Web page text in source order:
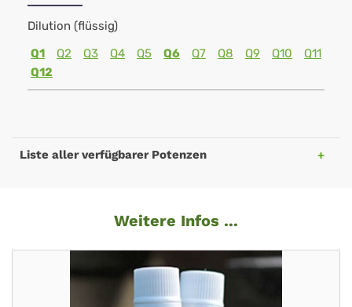
Dilution (flüssig)
Q1
Q2 Q3 Q4 Q5 Q6 Q7 Q8 Q9 Q10
Q11
Q12
Liste aller verfügbarer Potenzen
Weitere Infos ...